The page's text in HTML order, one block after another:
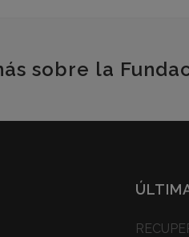
sobre la